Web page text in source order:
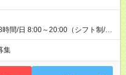
間/日 8:00～20:00（シフト制/実
次第では週4も有り） ※配達状況に
り ※案件により多少の前後あり
集